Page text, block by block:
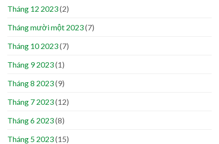
Tháng 12 2023(2)
Tháng mười một 2023(7)
Tháng 10 2023(7)
Tháng 9 2023(1)
Tháng 8 2023(9)
Tháng 7 2023(12)
Tháng 6 2023(8)
Tháng 5 2023(15)